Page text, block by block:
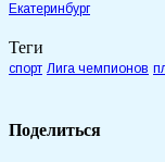
Екатеринбург
Теги
спорт Лига чемпионов
Поделиться